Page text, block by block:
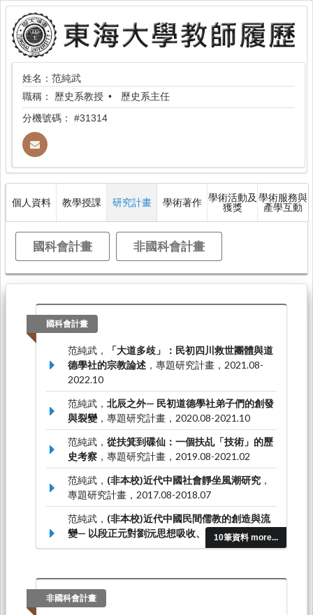
姓名：范純武
職稱： 歷史系教授
歷史系主任
分機號碼： #31314
個人資料 教學授課 研究計畫 學術著作 學術活動及
獲獎
學術服務與
產學互動
國科會計畫 非國科會計畫
國科會計畫
10筆資料 more...
范純武，
「大道多歧」：民初四川救世團體與道
德學社的宗教論述 ，專題研究計畫，2021.08-
2022.10
范純武， 北辰之外— 民初道德學社弟子們的創發
與裂變，專題研究計畫，2020.08-2021.10
范純武， 從扶箕到碟仙：一個扶乩「技術」的歷
史考察 ，專題研究計畫，2019.08-2021.02
范純武， (非本校)近代中國社會靜坐風潮研究 ，
專題研究計畫，2017.08-2018.07
范純武， (非本校)近代中國民間儒教的創造與流
變— 以段正元對劉沅思想吸收、轉化為例，專題
研究計畫，2016.08-2017.07
非國科會計畫